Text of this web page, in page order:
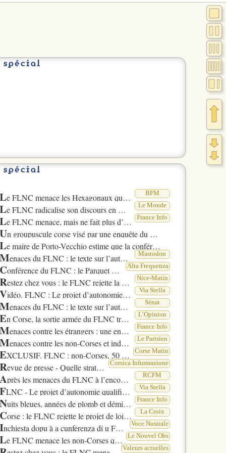
spécial
spécial
BFM
Le FLNC menace les Hexagonaux qui s’installent en Corse, le parquet antiterroriste ouvre une enquête
Le Monde
Le FLNC radicalise son discours en menaçant les non-Corses lors d’une conférence de presse clandestine
France Info
Le FLNC menace, mais ne fait plus d’actions , analyse le journaliste de Corse-Matin , Antoine Giannini
Un groupuscule corse visé par une enquête du PNAT
Le maire de Porto-Vecchio estime que la conférence de presse clandestine du FLNC signe son - retour dans le débat public
Mastodon
Menaces du FLNC : le texte sur l’autonomie de la Corse
Alta Frequenza
Conférence du FLNC : le Parquet Antiterroriste ouvre une enquête préliminaire
Nice-Matin
Restez chez vous : le FLNC rejette la mascarade de l’autonomie et menace les envahisseurs venant vivre en Corse
Via Stella
Vidéo. FLNC : Le projet d’autonomie qualifié de mascarade
Sénat
Menaces du FLNC : le texte sur l’autonomie de la Corse plus compromis que jamais
L’Opinion
En Corse, la sortie armée du FLNC traduit les fractures du camp nationaliste
France Info
Menaces contre les étrangers : une enquête visant un groupuscule corse ouverte par le PNAT
Le Parisien
Menaces contre les non-Corses et indépendance : que reste-t-il du FLNC ?
Corse Matin
EXCLUSIF. FLNC : non-Corses, 50 ans, autonomie le communiqué des clandestins en intégralité
Corsica Infurmazione
Revue de presse - Quelle stratégie le FLNC dessine-t-il pour l’avenir ?
RCFM
Après les menaces du FLNC à l’encontre des non-Corses, le parquet antiterroriste ouvre une enquête
Via Stella
FLNC - Le projet d’autonomie qualifié de mascarade
France Info
Nuits bleues, années de plomb et démilitarisation x2026; Depuis cinquante ans, le FLNC oscille entre violence radicale et tentatives de trêves
La Croix
Corse : le FLNC rejette le projet de loi sur l’autonomie et menace les envahisseurs
Voce Nustrale
Inchiesta dopu à a cunferenza di u FLNC-Unione di i Cumbattenti
Le Nouvel Obs
Le FLNC menace les non-Corses qui viennent vivre sur l’île, le parquet antiterroriste ouvre une enquête
Valeurs actuelles